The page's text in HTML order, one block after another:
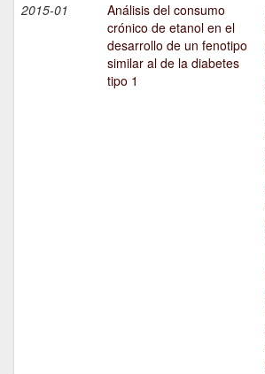
2015-01
Análisis del consumo
crónico de etanol en el
desarrollo de un fenotipo
similar al de la diabetes
tipo 1